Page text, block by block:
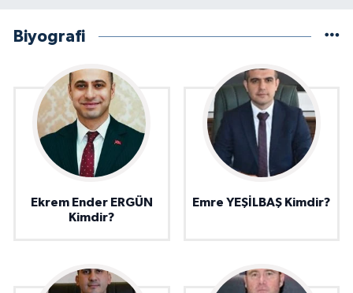
Biyografi
Ekrem Ender ERGÜN
Kimdir?
Emre YEŞİLBAŞ Kimdir?